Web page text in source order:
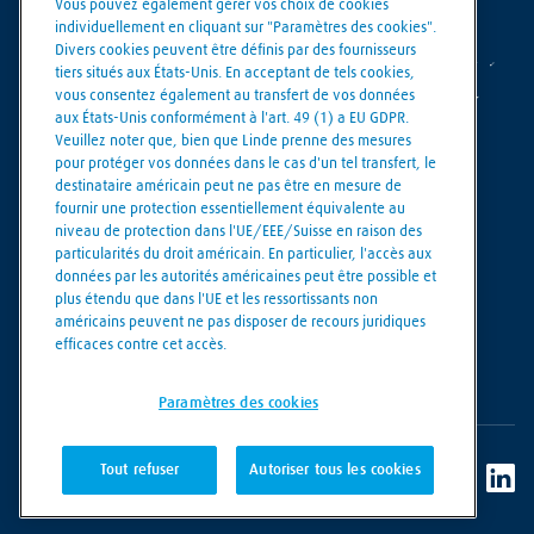
Making our world more productive
Paramètres des cookies
Politique de confidentialité
Mentions légales
Vous pouvez également gérer vos choix de cookies
individuellement en cliquant sur "Paramètres des cookies".
Divers cookies peuvent être définis par des fournisseurs
tiers situés aux États-Unis. En acceptant de tels cookies,
vous consentez également au transfert de vos données
aux États-Unis conformément à l'art. 49 (1) a EU GDPR.
Veuillez noter que, bien que Linde prenne des mesures
pour protéger vos données dans le cas d'un tel transfert, le
destinataire américain peut ne pas être en mesure de
fournir une protection essentiellement équivalente au
niveau de protection dans l'UE/EEE/Suisse en raison des
particularités du droit américain. En particulier, l'accès aux
données par les autorités américaines peut être possible et
plus étendu que dans l'UE et les ressortissants non
américains peuvent ne pas disposer de recours juridiques
efficaces contre cet accès.
Paramètres des cookies
Tout refuser Autoriser tous les cookies